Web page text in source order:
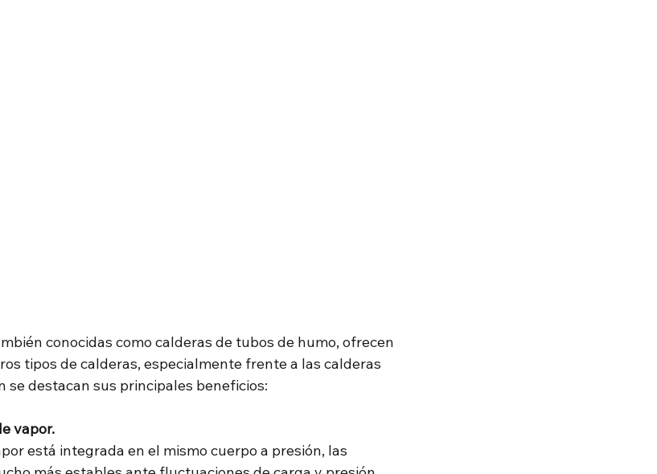
conocidas como calderas de tubos de humo, ofrecen
tipos de calderas, especialmente frente a las calderas
destacan sus principales beneficios:
vapor.
está integrada en el mismo cuerpo a presión, las